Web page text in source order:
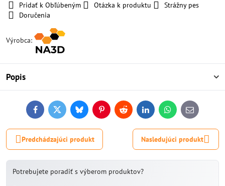
Pridať k Obľúbeným
Otázka k produktu
Strážny pes
Doručenia
Výrobca:
Popis
FacebookTwitterBlueskyPinterestReddit LinkedInWhatsApp
E-
mail
Predchádzajúci produkt Nasledujúci produkt
Potrebujete poradiť s výberom produktov?